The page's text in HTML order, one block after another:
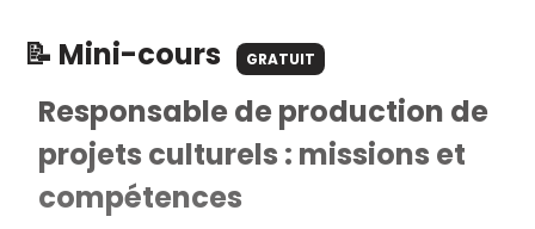
📝 Mini-cours GRATUIT
Responsable de production de
projets culturels : missions et
compétences